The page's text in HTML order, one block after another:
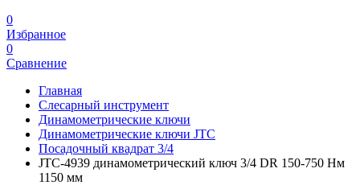
0
Избранное
0
Сравнение
Главная
Слесарный инструмент
Динамометрические ключи
Динамометрические ключи JTC
Посадочный квадрат 3/4
JTC-4939 динамометрический ключ 3/4 DR 150-750 Нм
1150 мм